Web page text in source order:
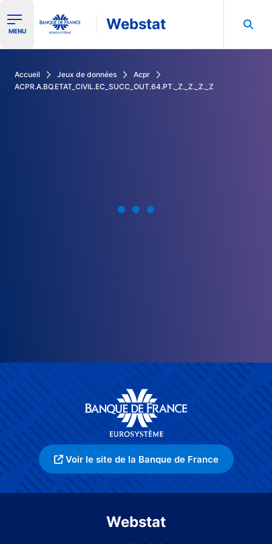
Ouvrir le menu de navigation
MENU Webstat
Accueil Jeux de données
Acpr
ACPR.A.BQ.ETAT_CIVIL.EC_SUCC_OUT.64.PT._Z._Z._Z._Z
Voir le site de la Banque de France
Webstat